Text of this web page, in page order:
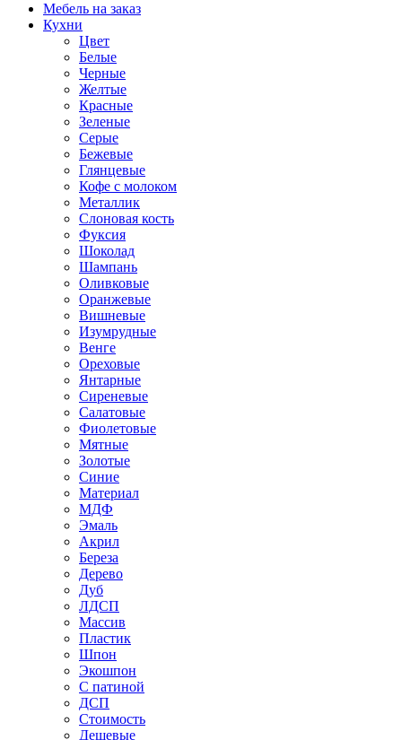
Мебель на заказ
Кухни
Цвет
Белые
Черные
Желтые
Красные
Зеленые
Серые
Бежевые
Глянцевые
Кофе с молоком
Металлик
Слоновая кость
Фуксия
Шоколад
Шампань
Оливковые
Оранжевые
Вишневые
Изумрудные
Венге
Ореховые
Янтарные
Сиреневые
Салатовые
Фиолетовые
Мятные
Золотые
Синие
Материал
МДФ
Эмаль
Акрил
Береза
Дерево
Дуб
ЛДСП
Массив
Пластик
Шпон
Экошпон
С патиной
ДСП
Стоимость
Дешевые